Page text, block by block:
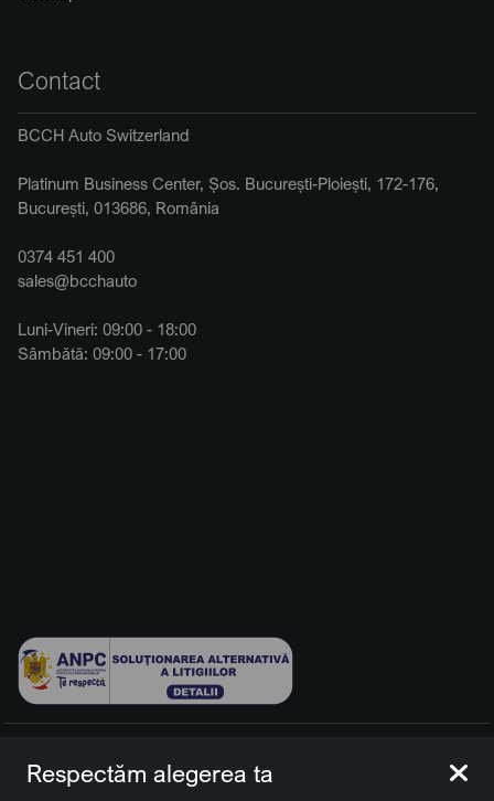
Contact
BCCH Auto Switzerland
Platinum Business Center, Șos. București-Ploiești, 172-176,
București, 013686, România
0374 451 400
sales@bcchauto
Luni-Vineri: 09:00 - 18:00
Sâmbătă: 09:00 - 17:00
rezervate.
Respectăm alegerea ta